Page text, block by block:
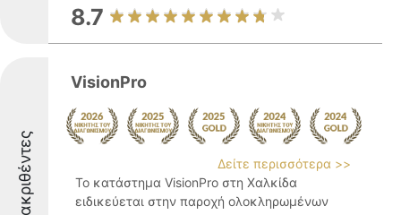
8.7
Διακριθέντες
VisionPro
Δείτε περισσότερα >>
Το κατάστημα VisionPro στη Χαλκίδα
ειδικεύεται στην παροχή ολοκληρωμένων